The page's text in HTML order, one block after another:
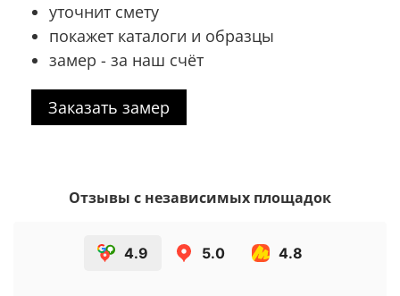
уточнит смету
покажет каталоги и образцы
замер - за наш счёт
Заказать замер
Отзывы с независимых площадок
4.9 5.0 4.8